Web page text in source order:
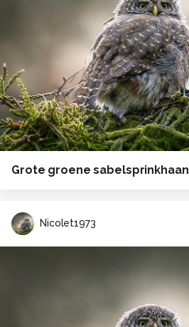
Grote groene sabelsprinkhaan
Nicolet1973